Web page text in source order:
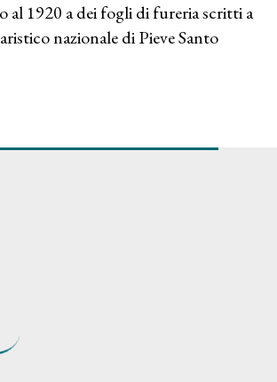
al 1920 a dei fogli di fureria scritti a
nazionale di Pieve Santo